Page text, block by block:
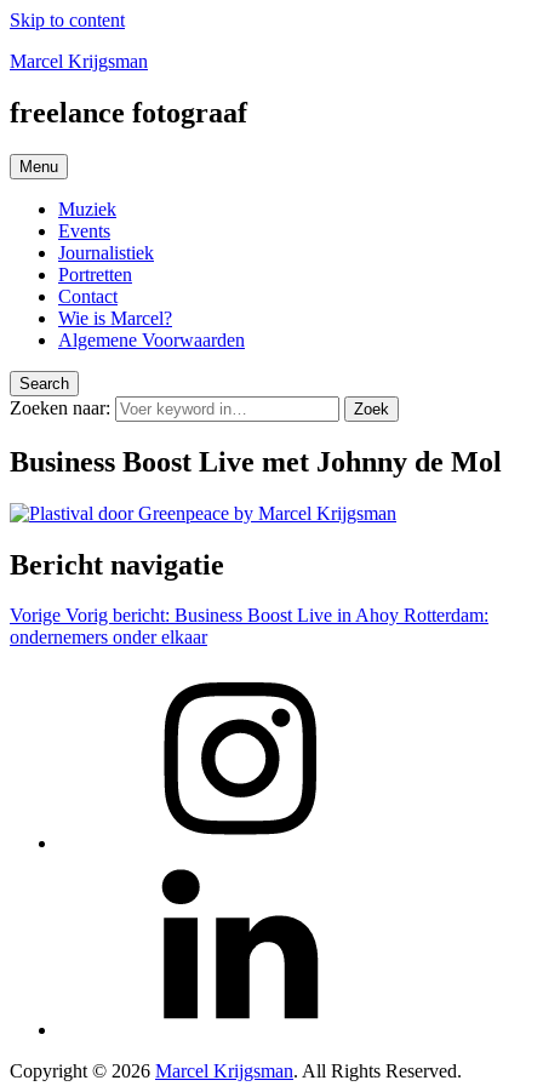
Skip to content
Marcel Krijgsman
freelance fotograaf
Menu
Muziek
Events
Journalistiek
Portretten
Contact
Wie is Marcel?
Algemene Voorwaarden
Search
Zoeken naar: Zoek
Business Boost Live met Johnny de Mol
Bericht navigatie
Vorige Vorig bericht: Business Boost Live in Ahoy Rotterdam:
ondernemers onder elkaar
Copyright © 2026 Marcel Krijgsman. All Rights Reserved.